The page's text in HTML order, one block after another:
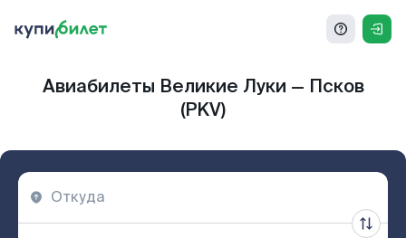
Авиабилеты Великие Луки — Псков
(PKV)